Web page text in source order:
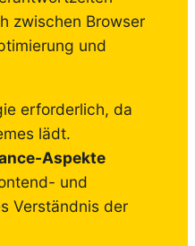
zwischen Browser
und
erforderlich, da
lädt.
Aspekte
und
Verständnis der